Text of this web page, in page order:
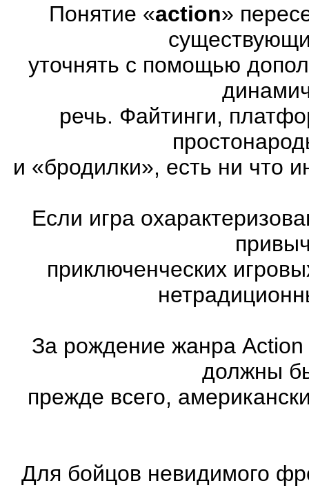
Понятие «action»
уточнять с помощью
речь. Файтинги,
и «бродилки», есть ни что
Если игра
приключенческих
За рождение жанра
должны
прежде всего,
Для бойцов невидимого